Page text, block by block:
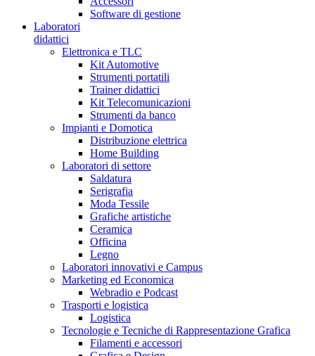
Software di gestione
Laboratori
didattici
Elettronica e TLC
Kit Automotive
Strumenti portatili
Trainer didattici
Kit Telecomunicazioni
Strumenti da banco
Impianti e Domotica
Distribuzione elettrica
Home Building
Laboratori di settore
Saldatura
Serigrafia
Moda Tessile
Grafiche artistiche
Ceramica
Officina
Legno
Laboratori innovativi e Campus
Marketing ed Economica
Webradio e Podcast
Trasporti e logistica
Logistica
Tecnologie e Tecniche di Rappresentazione Grafica
Filamenti e accessori